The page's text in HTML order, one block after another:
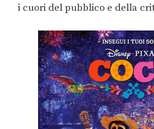
i cuori del pubblico e della